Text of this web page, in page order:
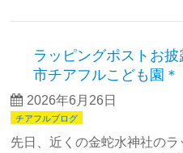
ラッピングポス
市チアフルこども園＊
2026年6月26日
チアフルブログ
先日、近くの金蛇水神社の